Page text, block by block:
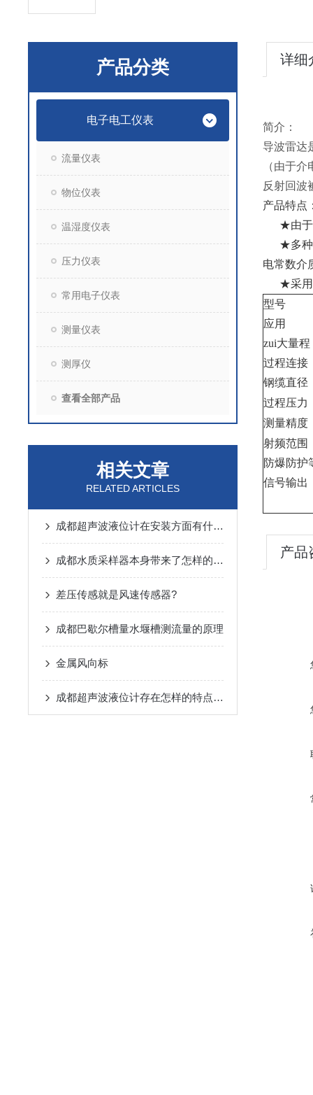
产品分类
电子电工仪表
流量仪表
物位仪表
温湿度仪表
压力仪表
常用电子仪表
测量仪表
测厚仪
查看全部产品
相关文章
RELATED ARTICLES
成都超声波液位计在安装方面有什么要领？
成都水质采样器本身带来了怎样的特点呢？
差压传感就是风速传感器?
成都巴歇尔槽量水堰槽测流量的原理
金属风向标
成都超声波液位计存在怎样的特点呢？
详细
简介：
导波雷达
（由于
反射回波
产品特点
★由
★多
电常数介
★采
型号
应用
zui大量程
过程连接
钢缆直径
过程压力
测量精度
射频范围
防爆防护
信号输出
产品